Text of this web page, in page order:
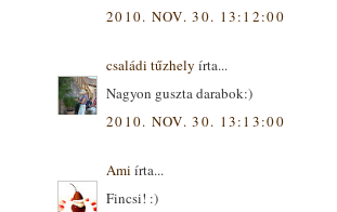
2010. NOV. 30. 13:12:00
családi tűzhely írta...
Nagyon guszta darabok:)
2010. NOV. 30. 13:13:00
Ami írta...
Fincsi! :)